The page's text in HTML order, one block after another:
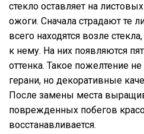
стекло оставляет на
ожоги. Сначала страдают те
всего находятся возле
к нему. На них появляются
оттенка. Такое пожелтение
герани, но декоративные
После замены места
поврежденных побегов
восстанавливается.